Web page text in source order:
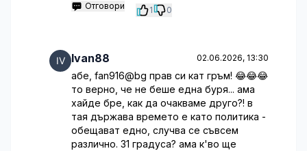
Отговори 1 0
Ivan88 02.06.2026, 13:30
абе, fan916@bg прав си кат гръм! 😂😂😂
то верно, че не беше една буря... ама
хайде бре, как да очакваме друго?! в
тая държава времето е като политика -
обещават едно, случва се съвсем
различно. 31 градуса? ама к'во ще